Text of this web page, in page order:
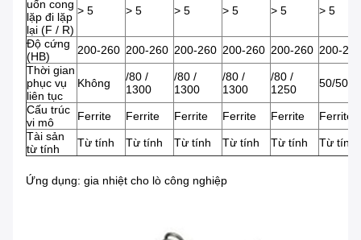
uốn cong
lặp đi lặp
lại (F / R)
> 5 > 5 > 5 > 5 > 5 > 5
Độ cứng
(HB)
200-260 200-260 200-260 200-260 200-260 200-260
Thời gian
phục vụ
liên tục
Không
/80 /
1300
/80 /
1300
/80 /
1300
/80 /
1250
50/5050
Cấu trúc
vi mô
Ferrite Ferrite Ferrite Ferrite Ferrite
Ferrite
Tài sản
từ tính
Từ tính Từ tính Từ tính Từ tính Từ tính Từ tính
Ứng dụng: gia nhiệt cho lò công nghiệp